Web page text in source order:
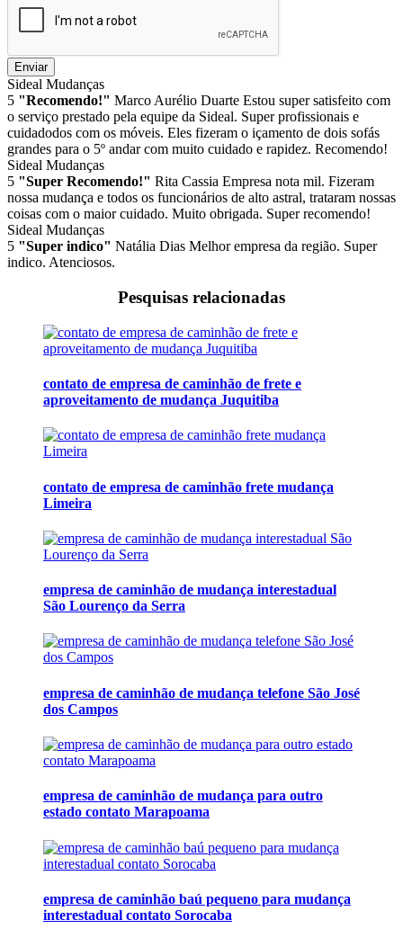
Enviar
Sideal Mudanças
5 "Recomendo!" Marco Aurélio Duarte Estou super satisfeito com
o serviço prestado pela equipe da Sideal. Super profissionais e
cuidadodos com os móveis. Eles fizeram o içamento de dois sofás
grandes para o 5º andar com muito cuidado e rapidez. Recomendo!
Sideal Mudanças
5 "Super Recomendo!" Rita Cassia Empresa nota mil. Fizeram
nossa mudança e todos os funcionários de alto astral, trataram nossas
coisas com o maior cuidado. Muito obrigada. Super recomendo!
Sideal Mudanças
5 "Super indico" Natália Dias Melhor empresa da região. Super
indico. Atenciosos.
Pesquisas relacionadas
contato de empresa de caminhão de frete e
aproveitamento de mudança Juquitiba
contato de empresa de caminhão frete mudança
Limeira
empresa de caminhão de mudança interestadual
São Lourenço da Serra
empresa de caminhão de mudança telefone São José
dos Campos
empresa de caminhão de mudança para outro
estado contato Marapoama
empresa de caminhão baú pequeno para mudança
interestadual contato Sorocaba